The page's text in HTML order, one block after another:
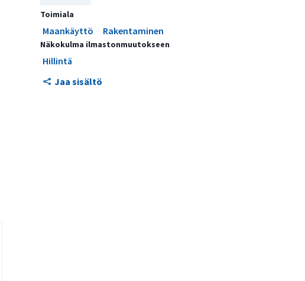
Toimiala
Maankäyttö Rakentaminen
Näkokulma ilmastonmuutokseen
Hillintä
Jaa sisältö